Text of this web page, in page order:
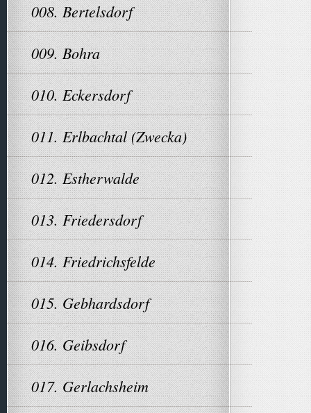
008. Bertelsdorf
009. Bohra
010. Eckersdorf
011. Erlbachtal (Zwecka)
012. Estherwalde
013. Friedersdorf
014. Friedrichsfelde
015. Gebhardsdorf
016. Geibsdorf
017. Gerlachsheim